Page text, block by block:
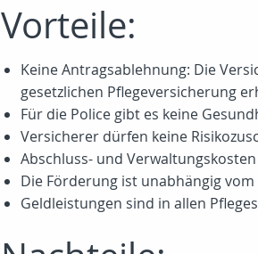
Vorteile:
Keine Antragsablehnung: Die
gesetzlichen Pflegeversicherung
Für die Police gibt es keine
Versicherer dürfen keine
Abschluss- und
Die Förderung ist unabhängig
Geldleistungen sind in allen